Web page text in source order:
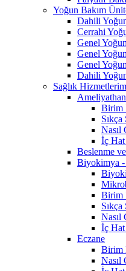
Yoğun Bakım
Dahili
Cerrahi
Genel
Genel
Genel
Dahili
Sağlık
Birim
Nasıl
İç
Beslenme
Biyokimya
Birim
Nasıl
İç
Eczane
Birim
Nasıl